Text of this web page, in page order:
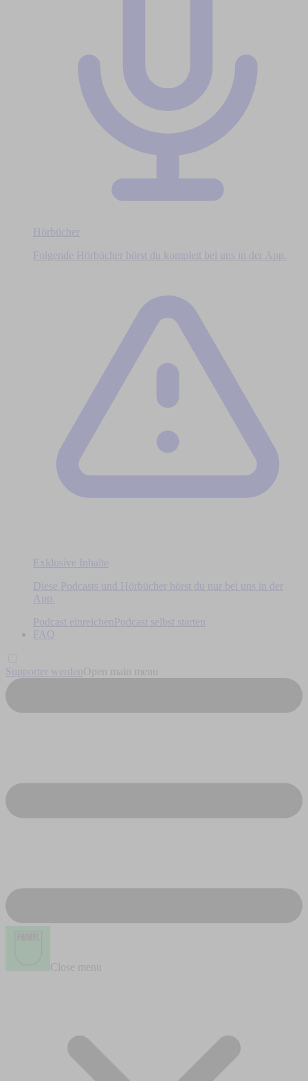
Hörbücher
Folgende Hörbücher hörst du komplett bei uns in der App.
Exklusive Inhalte
Diese Podcasts und Hörbücher hörst du nur bei uns in der
App.
Podcast einreichen
Podcast selbst starten
FAQ
Supporter werden Open main menu
Close menu